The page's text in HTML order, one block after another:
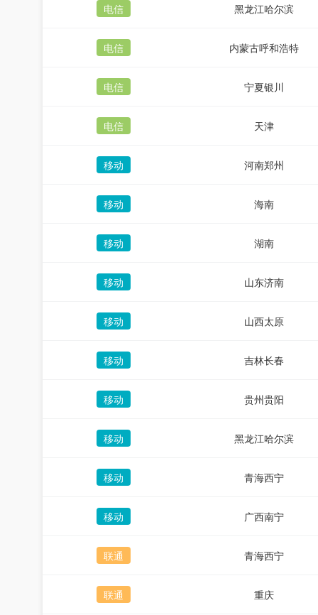
电信 黑龙江哈尔滨
电信 内蒙古呼和浩特
电信 宁夏银川
电信 天津
移动 河南郑州
移动 海南
移动 湖南
移动 山东济南
移动 山西太原
移动 吉林长春
移动 贵州贵阳
移动 黑龙江哈尔滨
移动 青海西宁
移动 广西南宁
联通 青海西宁
联通 重庆